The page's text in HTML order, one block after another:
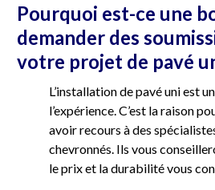
Pourquoi est-ce une
demander des
votre projet de pavé
L’installation de pavé uni est
l’expérience. C’est la raison
avoir recours à des
chevronnés. Ils vous
le prix et la durabilité vous